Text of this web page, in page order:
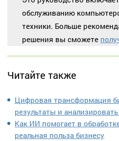
обслуживанию
техники. Больше
решения вы сможете
Читайте также
Цифровая трансформация
результаты и
Как ИИ помогает в
реальная польза бизнесу